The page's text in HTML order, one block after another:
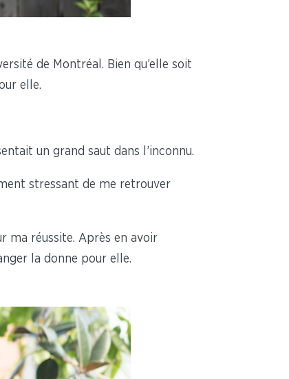
de Montréal. Bien qu’elle soit
elle.
un grand saut dans l’inconnu.
stressant de me retrouver
ma réussite. Après en avoir
la donne pour elle.